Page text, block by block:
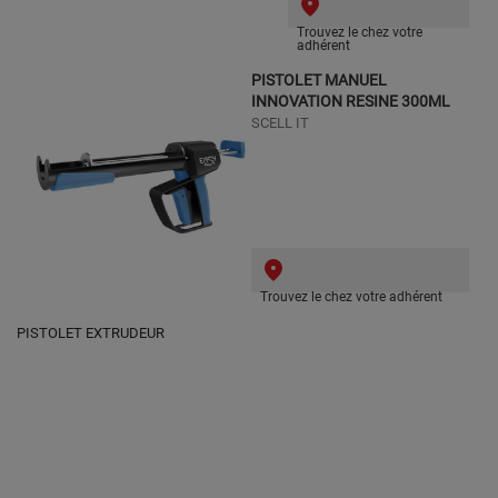
Trouvez le chez votre
adhérent
PISTOLET MANUEL
INNOVATION RESINE 300ML
SCELL IT
Trouvez le chez votre adhérent
PISTOLET EXTRUDEUR